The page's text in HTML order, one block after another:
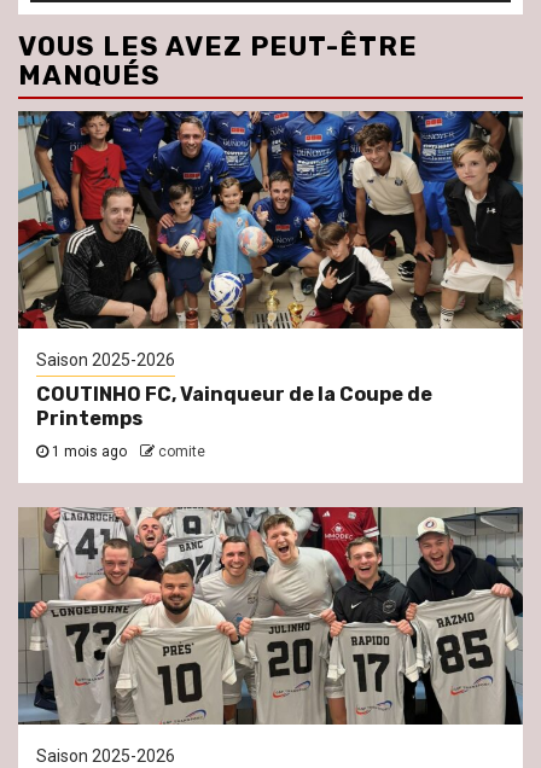
VOUS LES AVEZ PEUT-ÊTRE
MANQUÉS
Saison 2025-2026
COUTINHO FC, Vainqueur de la Coupe de
Printemps
1 mois ago comite
Saison 2025-2026